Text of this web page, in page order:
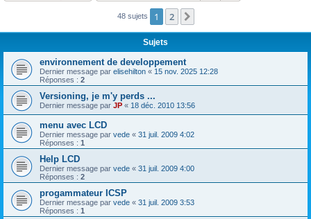
c
48 sujets 1 2
Sujets
environnement de developpement
Dernier message par elisehilton « 15 nov. 2025 12:28
Réponses : 2
Versioning, je m'y perds ...
Dernier message par JP « 18 déc. 2010 13:56
menu avec LCD
Dernier message par vede « 31 juil. 2009 4:02
Réponses : 1
Help LCD
Dernier message par vede « 31 juil. 2009 4:00
Réponses : 2
progammateur ICSP
Dernier message par vede « 31 juil. 2009 3:53
Réponses : 1